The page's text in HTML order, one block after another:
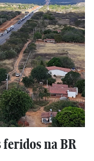
na BR